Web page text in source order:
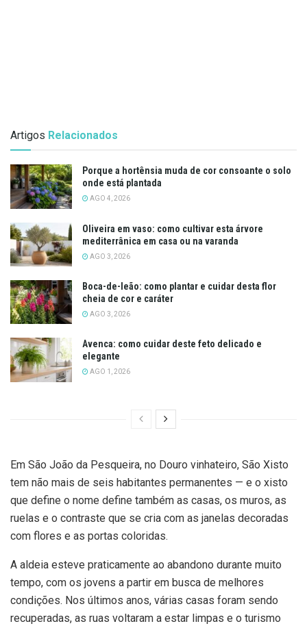
Artigos Relacionados
Porque a hortênsia muda de cor consoante o solo
onde está plantada
AGO 4, 2026
Oliveira em vaso: como cultivar esta árvore
mediterrânica em casa ou na varanda
AGO 3, 2026
Boca-de-leão: como plantar e cuidar desta flor
cheia de cor e caráter
AGO 3, 2026
Avenca: como cuidar deste feto delicado e
elegante
AGO 1, 2026
Em São João da Pesqueira, no Douro vinhateiro, São Xisto
tem não mais de seis habitantes permanentes — e o xisto
que define o nome define também as casas, os muros, as
ruelas e o contraste que se cria com as janelas decoradas
com flores e as portas coloridas.
A aldeia esteve praticamente ao abandono durante muito
tempo, com os jovens a partir em busca de melhores
condições. Nos últimos anos, várias casas foram sendo
recuperadas, as ruas voltaram a estar limpas e o turismo